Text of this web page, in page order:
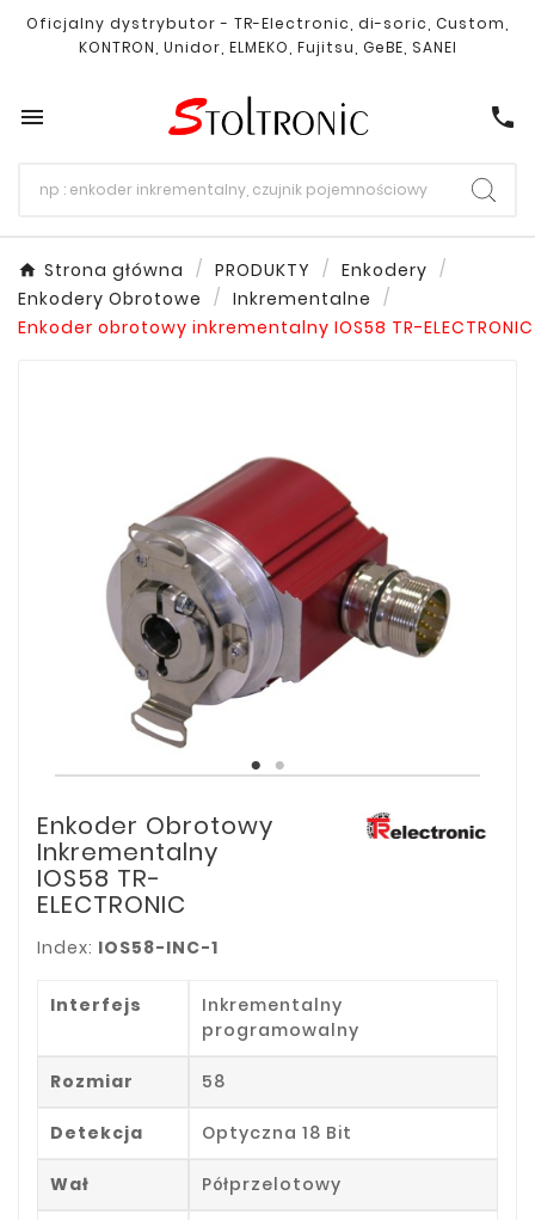
Oficjalny dystrybutor - TR-Electronic, di-soric, Custom,
KONTRON, Unidor, ELMEKO, Fujitsu, GeBE, SANEI
 call
Strona główna PRODUKTY
Enkodery
Enkodery Obrotowe
Inkrementalne
Enkoder obrotowy inkrementalny IOS58 TR-ELECTRONIC
Enkoder Obrotowy
Inkrementalny
IOS58 TR-
ELECTRONIC
Index: IOS58-INC-1
Interfejs
Inkrementalny
programowalny
Rozmiar 58
Detekcja Optyczna 18 Bit
Wał Półprzelotowy